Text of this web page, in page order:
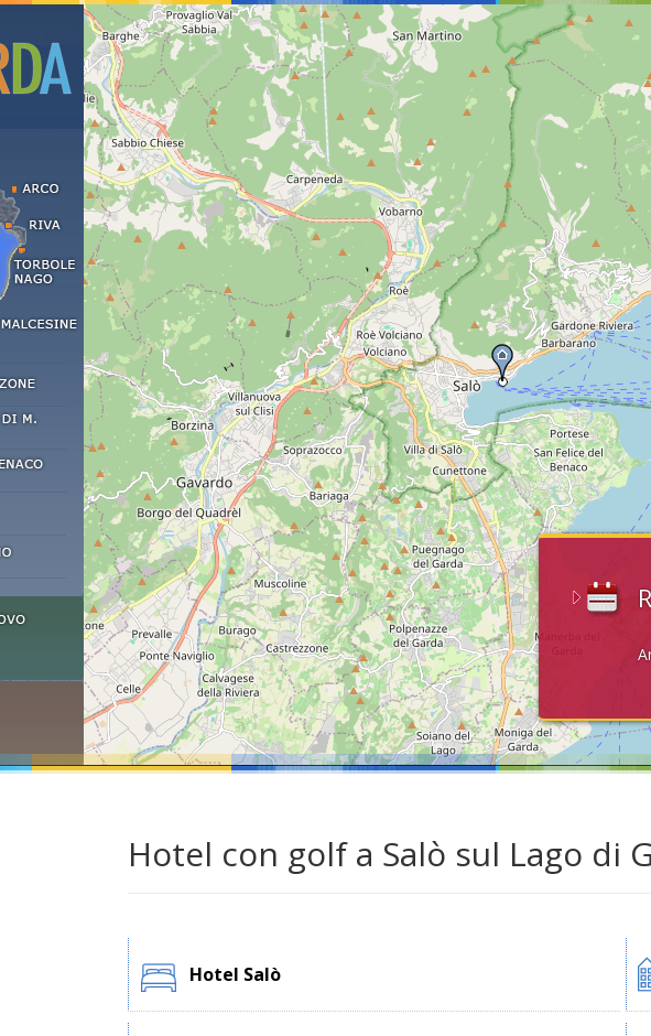
Hotel con golf a Salò sul Lago di
Hotel Salò